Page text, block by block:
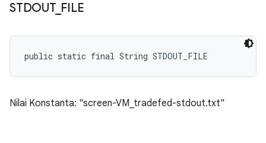
STDOUT_ FILE
public static final String STDOUT_FILE
Nilai Konstanta: "screen-VM_tradefed-stdout.txt"